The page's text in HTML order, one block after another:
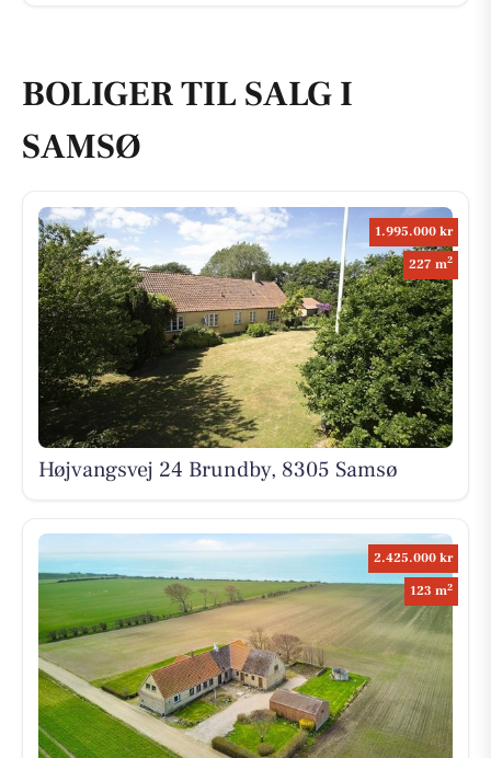
BOLIGER TIL SALG I
SAMSØ
1.995.000 kr
227 m2
Højvangsvej 24 Brundby, 8305 Samsø
2.425.000 kr
123 m2